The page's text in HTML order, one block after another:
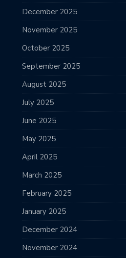
December 2025
November 2025
October 2025
September 2025
August 2025
July 2025
June 2025
May 2025
April 2025
March 2025
February 2025
January 2025
December 2024
November 2024